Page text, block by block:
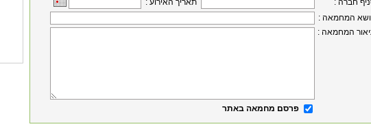
: תאריך האירוע
נושא המחמאה
פרסם מחמאה באתר